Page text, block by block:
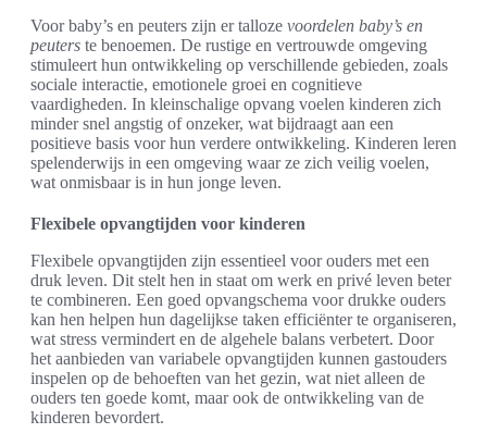
Voor baby’s en peuters zijn er talloze voordelen baby’s en
peuters te benoemen. De rustige en vertrouwde omgeving
stimuleert hun ontwikkeling op verschillende gebieden, zoals
sociale interactie, emotionele groei en cognitieve
vaardigheden. In kleinschalige opvang voelen kinderen zich
minder snel angstig of onzeker, wat bijdraagt aan een
positieve basis voor hun verdere ontwikkeling. Kinderen leren
spelenderwijs in een omgeving waar ze zich veilig voelen,
wat onmisbaar is in hun jonge leven.
Flexibele opvangtijden voor kinderen
Flexibele opvangtijden zijn essentieel voor ouders met een
druk leven. Dit stelt hen in staat om werk en privé leven beter
te combineren. Een goed opvangschema voor drukke ouders
kan hen helpen hun dagelijkse taken efficiënter te organiseren,
wat stress vermindert en de algehele balans verbetert. Door
het aanbieden van variabele opvangtijden kunnen gastouders
inspelen op de behoeften van het gezin, wat niet alleen de
ouders ten goede komt, maar ook de ontwikkeling van de
kinderen bevordert.